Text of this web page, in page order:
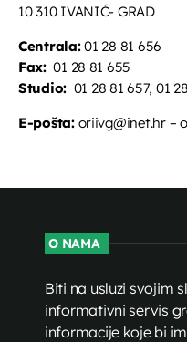
10 310 IVANIĆ- GRAD
Centrala:01 28 81 656
Fax:01 28 81 655
Studio: 01 28 81 657, 01
E-pošta:oriivg@inet.hr –
O NAMA
Biti na usluzi svojim
informativni servis
informacije koje bi